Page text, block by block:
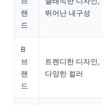
랜
드
뛰어난 내구성
B
브
랜
드
트렌디한 디자인,
다양한 컬러